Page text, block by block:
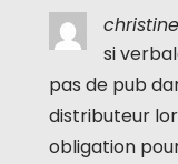
si
pas de pub
distributeur
obligation